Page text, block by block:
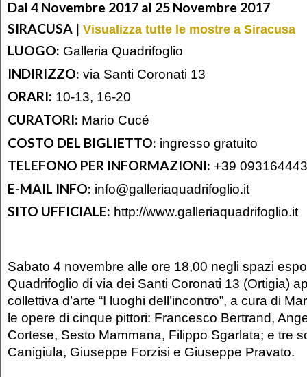
Dal 4 Novembre 2017 al 25 Novembre 2017
SIRACUSA | Visualizza tutte le mostre a Siracusa
LUOGO: Galleria Quadrifoglio
INDIRIZZO: via Santi Coronati 13
ORARI: 10-13, 16-20
CURATORI: Mario Cucé
COSTO DEL BIGLIETTO: ingresso gratuito
TELEFONO PER INFORMAZIONI: +39 093164443
E-MAIL INFO: info@galleriaquadrifoglio.it
SITO UFFICIALE: http://www.galleriaquadrifoglio.it
Sabato 4 novembre alle ore 18,00 negli spazi
Quadrifoglio di via dei Santi Coronati 13 (Ortigia)
collettiva d’arte “I luoghi dell’incontro”, a cura di
le opere di cinque pittori: Francesco Bertrand,
Cortese, Sesto Mammana, Filippo Sgarlata; e tre
Canigiula, Giuseppe Forzisi e Giuseppe Pravato.